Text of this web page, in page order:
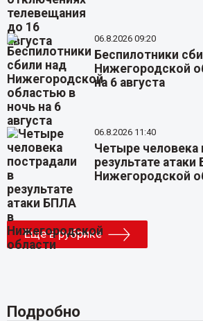
06.8.2026 09:20
Беспилотники
Нижегородской
на 6 августа
06.8.2026 11:40
Четыре человека
результате
Нижегородской
Еще в рубрике
Подробно